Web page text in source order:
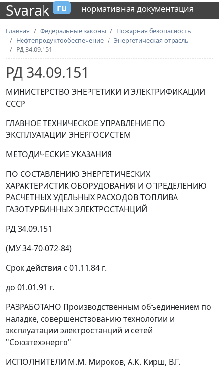
Svarak ru нормативная документация
Главная Федеральные законы
Пожарная безопасность
Нефтепродуктообеспечение
Энергетическая отрасль
РД 34.09.151
РД 34.09.151
МИНИСТЕРСТВО ЭНЕРГЕТИКИ И ЭЛЕКТРИФИКАЦИИ
СССР
ГЛАВНОЕ ТЕХНИЧЕСКОЕ УПРАВЛЕНИЕ ПО
ЭКСПЛУАТАЦИИ ЭНЕРГОСИСТЕМ
МЕТОДИЧЕСКИЕ УКАЗАНИЯ
ПО СОСТАВЛЕНИЮ ЭНЕРГЕТИЧЕСКИХ
ХАРАКТЕРИСТИК ОБОРУДОВАНИЯ И ОПРЕДЕЛЕНИЮ
РАСЧЕТНЫХ УДЕЛЬНЫХ РАСХОДОВ ТОПЛИВА
ГАЗОТУРБИННЫХ ЭЛЕКТРОСТАНЦИЙ
РД 34.09.151
(МУ 34-70-072-84)
Срок действия с 01.11.84 г.
до 01.01.91 г.
РАЗРАБОТАНО Производственным объединением по
наладке, совершенствованию технологии и
эксплуатации электростанций и сетей
"Союзтехэнерго"
ИСПОЛНИТЕЛИ М.М. Мироков, А.К. Кирш, В.Г.